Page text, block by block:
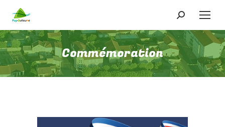
Recherche
:
Commémoration